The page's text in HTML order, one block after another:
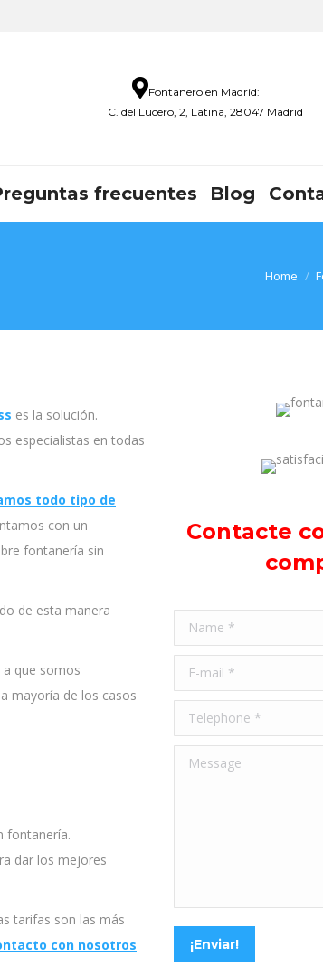
Fontanero en Madrid:
C. del Lucero, 2, Latina, 28047 Madrid
frecuentes Blog
You are
Home
es la solución.
especialistas en todas
todo tipo de
con un
fontanería sin
de esta manera
a que somos
mayoría de los casos
fontanería.
dar los mejores
tarifas son las más
con nosotros
Contacte
Name *
E-mail *
Telephone *
Message
¡Enviar!